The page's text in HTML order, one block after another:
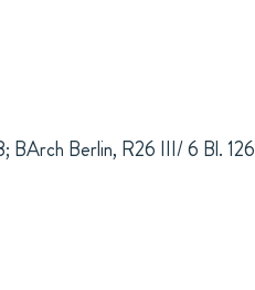
BArch Berlin, R26 III/ 6 Bl. 126